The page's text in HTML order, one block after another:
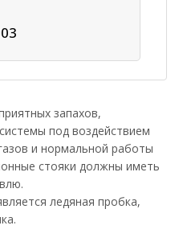
запахов,
под воздействием
и нормальной работы
стояки должны иметь
ледяная пробка,